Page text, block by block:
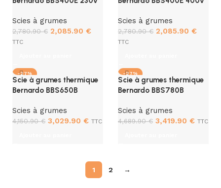
Scies à grumes
2,780.90€ 2,085.90 €
TTC
Scies à grumes
2,780.90€ 2,085.90 €
TTC
-27%
Scie à grumes thermique
Bernardo BBS650B
Scies à grumes
4,150.90€ 3,029.90 € TTC
-27%
Scie à grumes thermique
Bernardo BBS780B
Scies à grumes
4,689.90€ 3,419.90 € TTC
1 2 →